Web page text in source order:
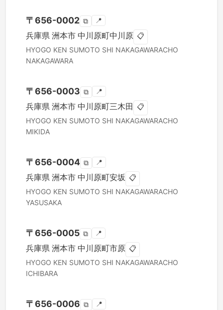
〒656-0002 ⧉ 📍
兵庫県 洲本市 中川原町中川原 📋
HYOGO KEN SUMOTO SHI NAKAGAWARACHO
NAKAGAWARA
〒656-0003 ⧉ 📍
兵庫県 洲本市 中川原町三木田 📋
HYOGO KEN SUMOTO SHI NAKAGAWARACHO
MIKIDA
〒656-0004 ⧉ 📍
兵庫県 洲本市 中川原町安坂 📋
HYOGO KEN SUMOTO SHI NAKAGAWARACHO
YASUSAKA
〒656-0005 ⧉ 📍
兵庫県 洲本市 中川原町市原 📋
HYOGO KEN SUMOTO SHI NAKAGAWARACHO
ICHIBARA
〒656-0006 ⧉ 📍